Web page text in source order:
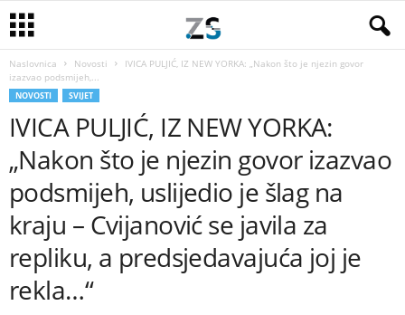
Naslovnica Novosti
IVICA PULJIĆ, IZ NEW YORKA: „Nakon što je njezin govor
izazvao podsmijeh,...
NOVOSTI SVIJET
IVICA PULJIĆ, IZ NEW YORKA:
„Nakon što je njezin govor izazvao
podsmijeh, uslijedio je šlag na
kraju – Cvijanović se javila za
repliku, a predsjedavajuća joj je
rekla…“